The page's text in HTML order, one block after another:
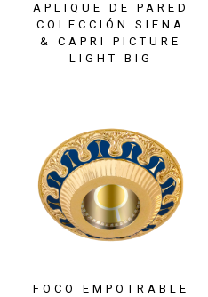
APLIQUE DE PARED
COLECCIÓN SIENA
& CAPRI PICTURE
LIGHT BIG
FOCO EMPOTRABLE